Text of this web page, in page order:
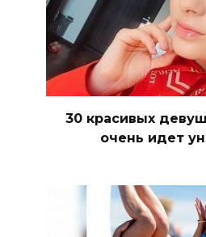
30 красивых
очень идет